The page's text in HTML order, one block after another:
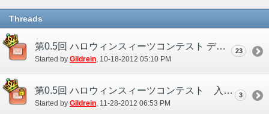
Threads
第0.5回 ハロウィンスィーツコンテスト ディスカッションスレッド
Started by Gildrein ‎, 10-18-2012 05:10 PM
23
第0.5回 ハロウィンスィーツコンテスト 入賞作品発表！
Started by Gildrein‎, 11-28-2012 06:53 PM
3